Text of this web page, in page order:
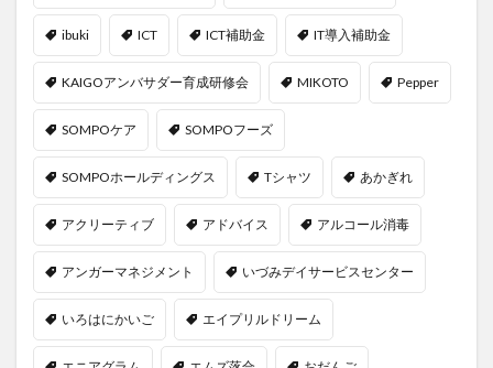
ibuki ICT ICT補助金 IT導入補助金
KAIGOアンバサダー育成研修会 MIKOTO Pepper
SOMPOケア SOMPOフーズ
SOMPOホールディングス Tシャツ あかぎれ
アクリーティブ アドバイス アルコール消毒
アンガーマネジメント いづみデイサービスセンター
いろはにかいご エイプリルドリーム